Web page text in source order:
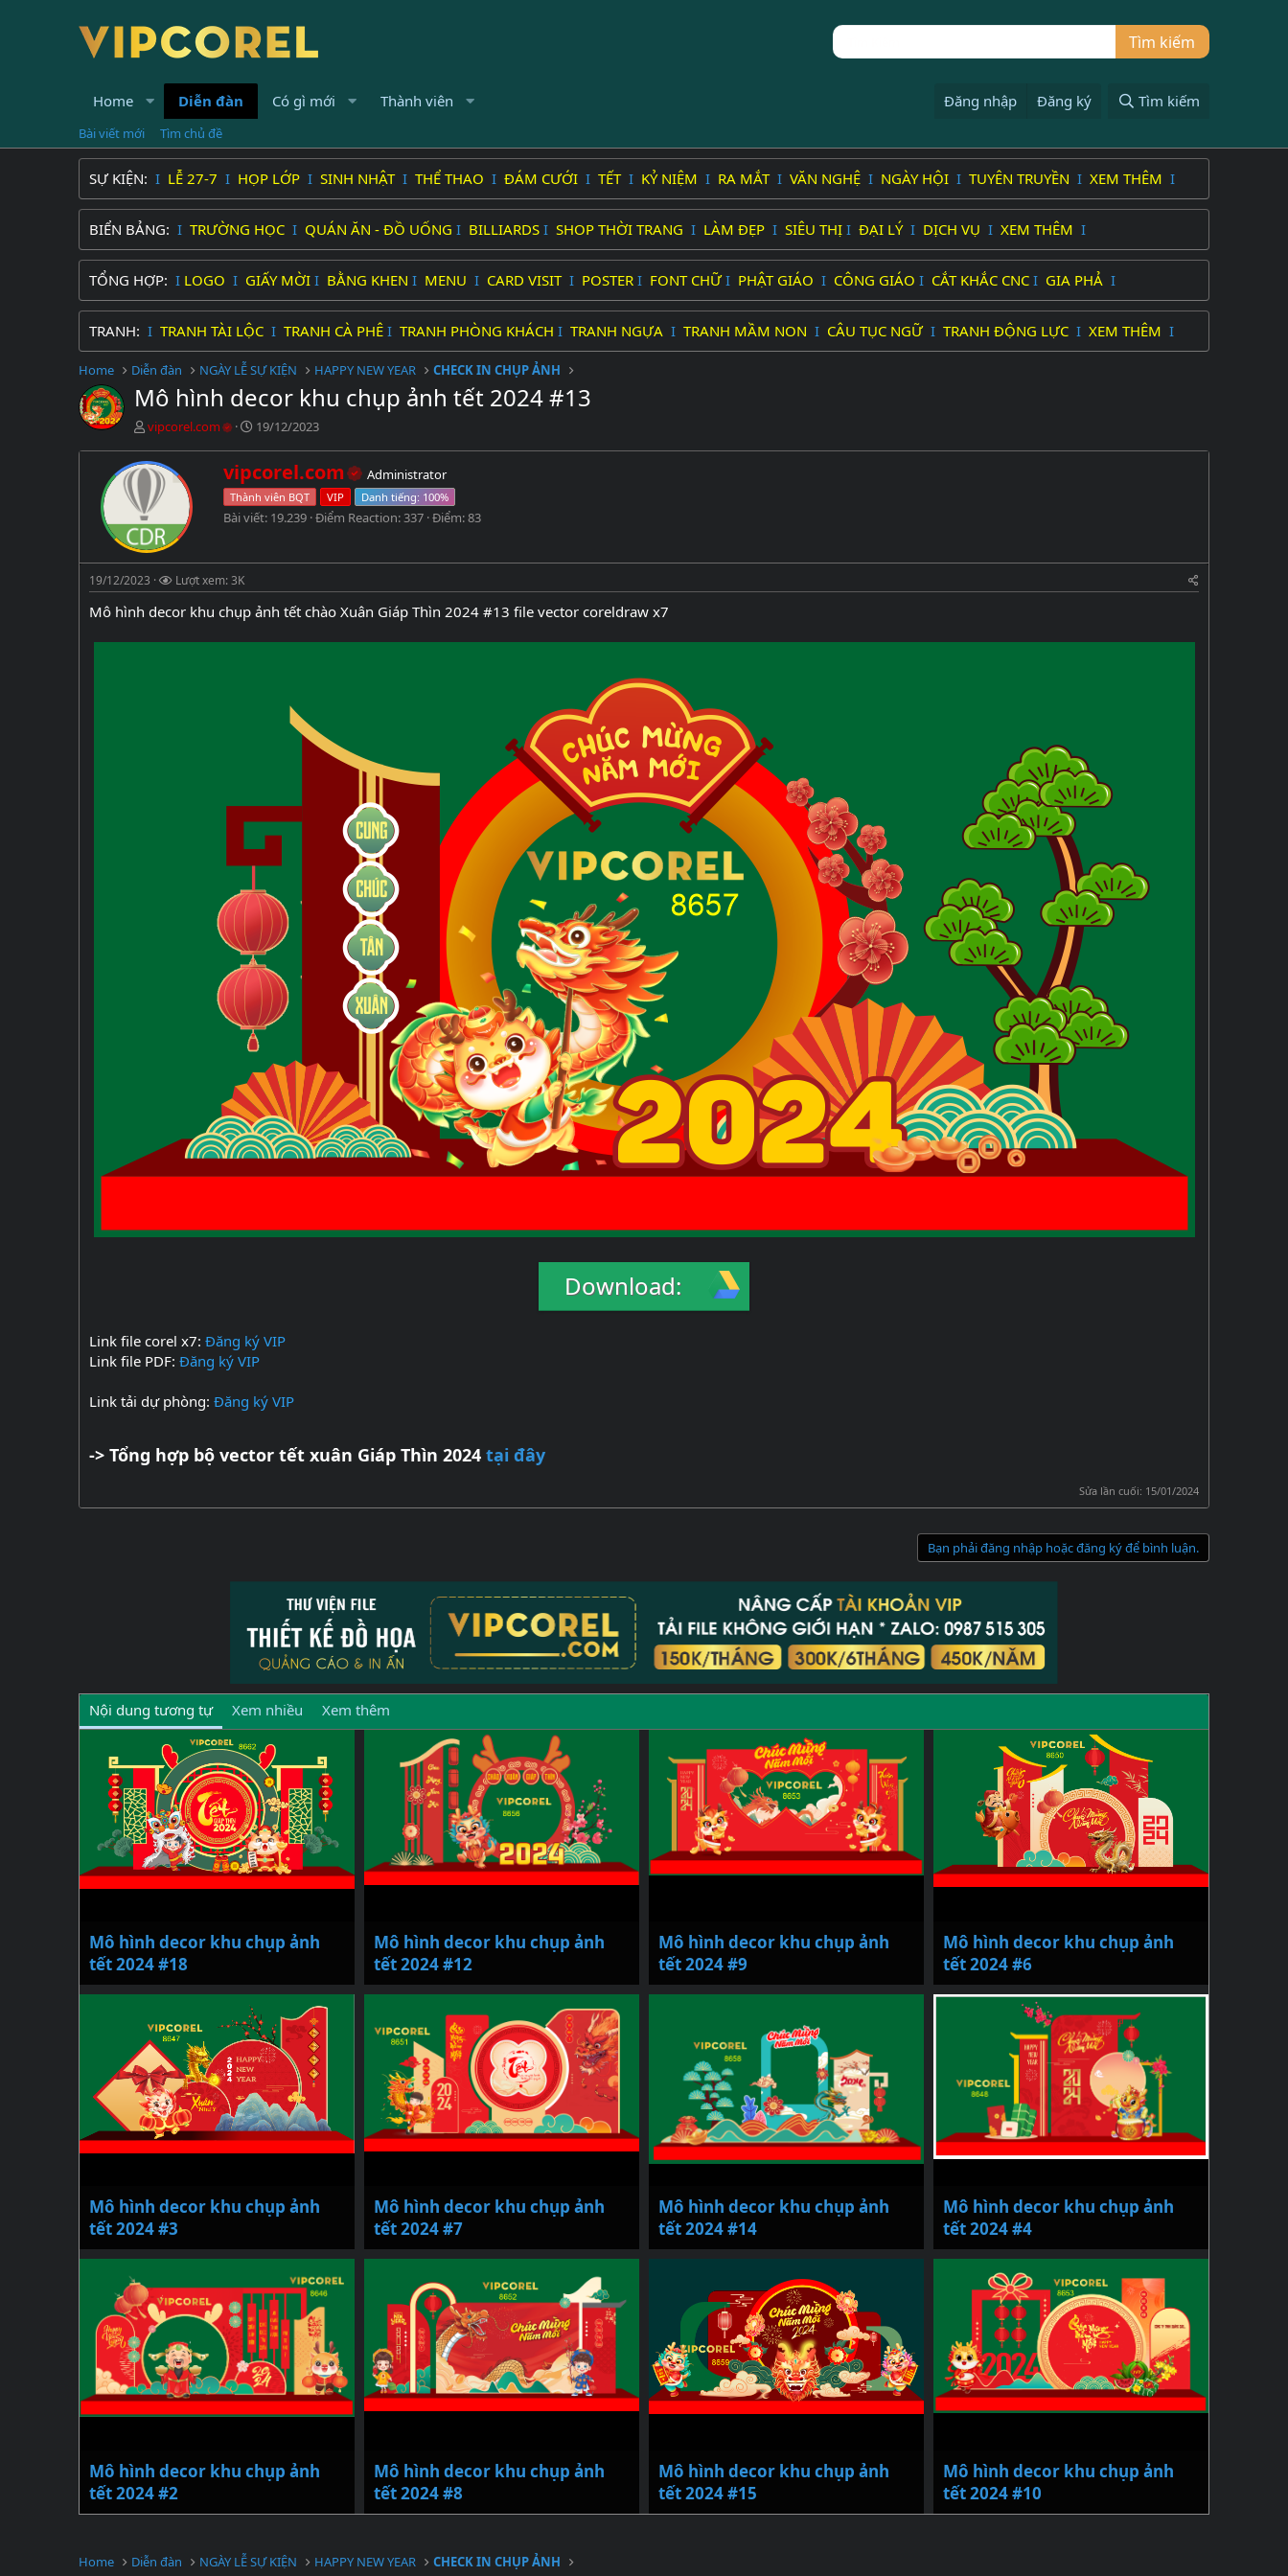
Home Diễn đàn Có gì mới Thành viên Đăng nhập Đăng ký Tìm kiếm
Bài viết mới Tìm chủ đề
SỰ KIỆN: I LỄ 27-7 I HỌP LỚP I SINH NHẬT I THỂ THAO I ĐÁM CƯỚI I TẾT I KỶ NIỆM I RA MẮT I VĂN NGHỆ I NGÀY HỘI I TUYÊN TRUYỀN I XEM THÊM I
BIỂN BẢNG: I TRƯỜNG HỌC I QUÁN ĂN - ĐỒ UỐNG I BILLIARDS I SHOP THỜI TRANG I LÀM ĐẸP I SIÊU THỊ I ĐẠI LÝ I DỊCH VỤ I XEM THÊM I
TỔNG HỢP: I LOGO I GIẤY MỜI I BẰNG KHEN I MENU I CARD VISIT I POSTER I FONT CHỮI PHẬT GIÁO I CÔNG GIÁO I CẮT KHẮC CNC I GIA PHẢ I
TRANH: I TRANH TÀI LỘC I TRANH CÀ PHÊ I TRANH PHÒNG KHÁCH I TRANH NGỰA I TRANH MẦM NON I CÂU TỤC NGỮ I TRANH ĐỘNG LỰC I XEM THÊM I
Home Diễn đàn NGÀY LỄ SỰ KIỆN HAPPY NEW YEAR CHECK IN CHỤP ẢNH
Mô hình decor khu chụp ảnh tết 2024 #13
C
ủ
đ
ề
t
ạ
o
b
ở
vipcorel.com
N
y
g
ử
19/12/2023
W
r
i
t
b
y
vipcorel.com Administrator
Thành viên BQT VIP
Bài viết 19.239 Điểm Reaction 337 Điểm 83
19/12/2023 Lượt xem: 3K
Mô hình decor khu chụp ảnh tết chào Xuân Giáp Thìn 2024 #13 file vector coreldraw x7
Download:
Link file corel x7: Đăng ký VIP
Link file PDF: Đăng ký VIP
Link tải dự phòng: Đăng ký VIP
-> Tổng hợp bộ vector tết xuân Giáp Thìn 2024 tại đây
Sửa lần cuối: 15/01/2024
Bạn phải đăng nhập hoặc đăng ký để bình luận.
Nội dung tương tự Xem nhiều Xem thêm
Mô hình decor khu chụp ảnh
tết 2024 #18
Mô hình decor khu chụp ảnh
tết 2024 #12
Mô hình decor khu chụp ảnh
tết 2024 #9
Mô hình decor khu chụp ảnh
tết 2024 #6
Mô hình decor khu chụp ảnh
tết 2024 #3
Mô hình decor khu chụp ảnh
tết 2024 #7
Mô hình decor khu chụp ảnh
tết 2024 #14
Mô hình decor khu chụp ảnh
tết 2024 #4
Mô hình decor khu chụp ảnh
tết 2024 #2
Mô hình decor khu chụp ảnh
tết 2024 #8
Mô hình decor khu chụp ảnh
tết 2024 #15
Mô hình decor khu chụp ảnh
tết 2024 #10
Home Diễn đàn NGÀY LỄ SỰ KIỆN HAPPY NEW YEAR CHECK IN CHỤP ẢNH